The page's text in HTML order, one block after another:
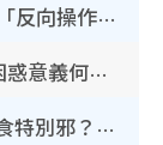
WhatsApp預設貼圖點刪？揭1招「反向操作」還原簡潔介面 附3步實測教學
香港山邊鐵閘邊門大開？內地客困惑意義何在！網民神回覆：呢種叫法理性防禦
鬼門開2026｜農曆七月撞正日全食特別邪？專家警告切忌做一事！揭4大禁忌+2招保平安